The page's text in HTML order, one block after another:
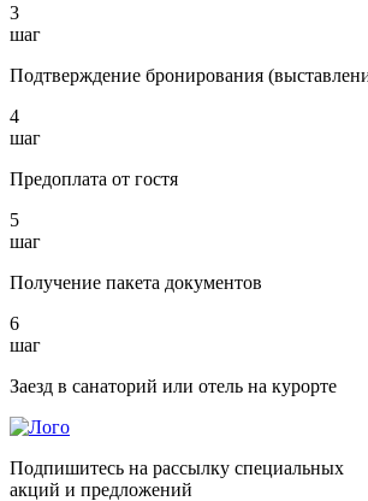
3
шаг
Подтверждение бронирования
4
шаг
Предоплата от гостя
5
шаг
Получение пакета документов
6
шаг
Заезд в санаторий или отель на курорте
Подпишитесь на рассылку специальных
акций и предложений